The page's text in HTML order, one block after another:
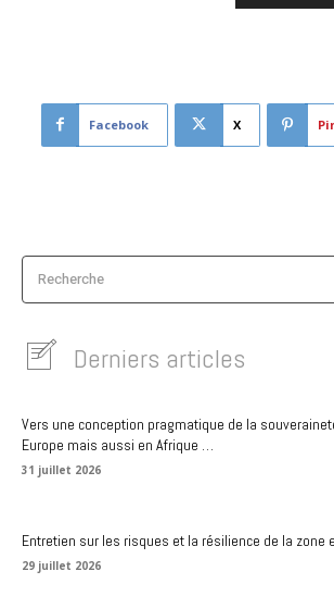
Facebook X
Recherche
Derniers articles
Vers une conception pragmatique de la
Europe mais aussi en Afrique …
31 juillet 2026
Entretien sur les risques et la résilience de la zone
29 juillet 2026